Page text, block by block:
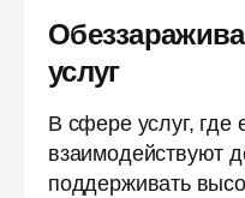
услуг
В сфере услуг, где
взаимодействуют
поддерживать